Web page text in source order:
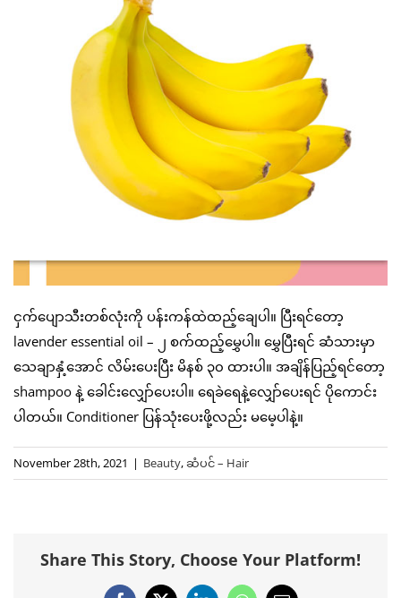
ငှက်ပျောသီးတစ်လုံးကို ပန်းကန်ထဲထည့်ချေပါ။ ပြီးရင်တော့
lavender essential oil – ၂ စက်ထည့်မွှေပါ။ မွှေပြီးရင် ဆံသားမှာ
သေချာနှံ့အောင် လိမ်းပေးပြီး မိနစ် ၃၀ ထားပါ။ အချိန်ပြည့်ရင်တော့
shampoo နဲ့ ခေါင်းလျှော်ပေးပါ။ ရေခဲရေနဲ့လျှော်ပေးရင် ပိုကောင်း
ပါတယ်။ Conditioner ပြန်သုံးပေးဖို့လည်း မမေ့ပါနဲ့။
November 28th, 2021 | Beauty,ဆံပင် – Hair
Share This Story, Choose Your Platform!